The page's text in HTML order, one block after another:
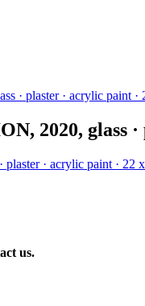
· plaster · acrylic paint ·
2020, glass
us.